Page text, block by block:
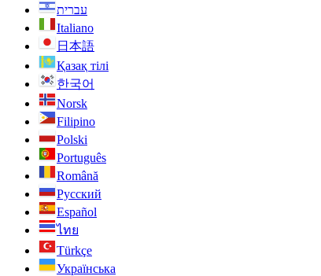
עברית
Italiano
日本語
Қазақ тілі
한국어
Norsk
Filipino
Polski
Português
Română
Русский
Español
ไทย
Türkçe
Українська